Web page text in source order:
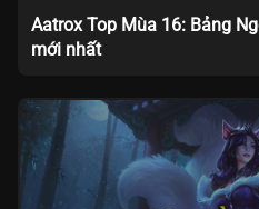
Aatrox Top Mùa 16: Bảng
mới nhất